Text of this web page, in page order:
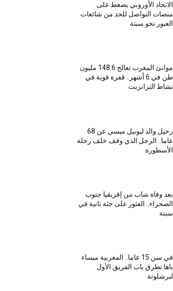
الاتحاد الأوروبي يضغط على
منصات التواصل للحد من شائعات
العبور نحو سبتة
موانئ المغرب تعالج 148.6 مليون
طن في 6 أشهر.. قفزة قوية في
نشاط الترانزيت
رحيل والد ليونيل ميسي عن 68
عاما.. الرجل الذي وقف خلف رحلة
الأسطورة
بعد وفاة شاب من إفريقيا جنوب
الصحراء.. العثور على جثة ثانية في
سبتة
في سن 15 عاما.. المغربية ميساء
باها تطرق باب الفريق الأول
لبرشلونة